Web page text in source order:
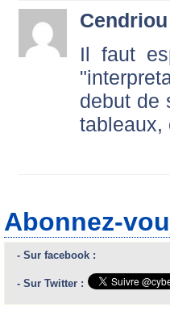
Cendriou
Il faut
debut de
tableaux,
Abonnez-
- Sur facebook :
- Sur Twitter :